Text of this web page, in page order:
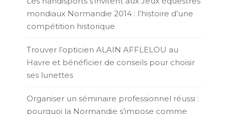
mondiaux Normandie 2014 : l’histoire d’une
compétition historique
Trouver l’opticien ALAIN AFFLELOU au
Havre et bénéficier de conseils pour choisir
ses lunettes
Organiser un séminaire professionnel réussi :
pourquoi la Normandie s’impose comme